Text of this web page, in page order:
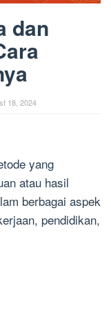
dan
18, 2024
yang
atau hasil
berbagai aspek
pendidikan,